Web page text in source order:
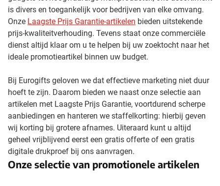
is divers en toegankelijk voor bedrijven van elke omvang.
Onze Laagste Prijs Garantie-artikelen bieden uitstekende
prijs-kwaliteitverhouding. Tevens staat onze commerciële
dienst altijd klaar om u te helpen bij uw zoektocht naar het
ideale promotieartikel binnen uw budget.
Bij Eurogifts geloven we dat effectieve marketing niet duur
hoeft te zijn. Daarom bieden we naast onze selectie aan
artikelen met Laagste Prijs Garantie, voortdurend scherpe
aanbiedingen en hanteren we staffelkorting: hierbij geven
wij korting bij grotere afnames. Uiteraard kunt u altijd
geheel vrijblijvend eerst een gratis offerte of een gratis
digitale drukproef bij ons aanvragen.
Onze selectie van promotionele artikelen